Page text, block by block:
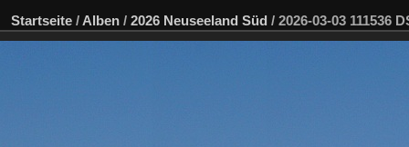
Startseite / Alben / 2026 Neuseeland Süd / 2026-03-03 111536